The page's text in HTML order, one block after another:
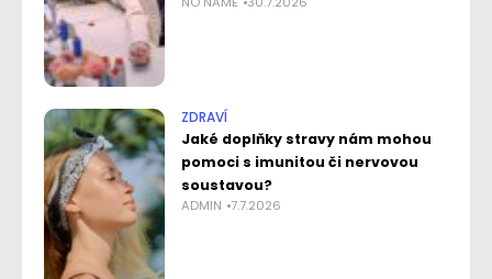
ZDRAVÍ
Jaké doplňky stravy nám mohou
pomoci s imunitou či nervovou
soustavou?
ADMIN 7.7.2026